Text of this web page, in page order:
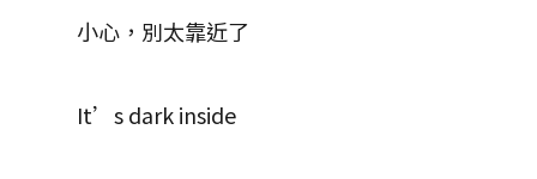
小心，別太靠近了
It’s dark inside